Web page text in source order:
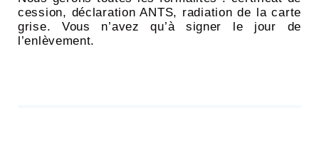
cession, déclaration ANTS, radiation de la carte
grise. Vous n’avez qu’à signer le jour de
l’enlèvement.